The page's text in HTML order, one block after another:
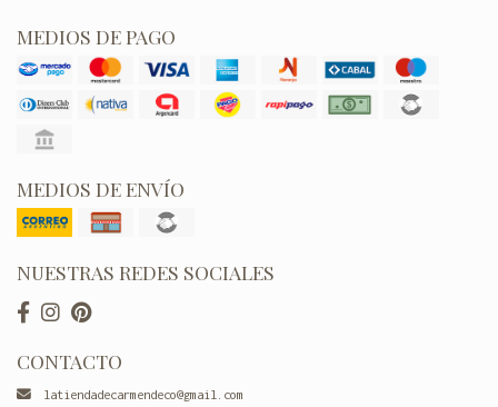
MEDIOS DE PAGO
MEDIOS DE ENVÍO
NUESTRAS REDES SOCIALES
CONTACTO
latiendadecarmendeco@gmail.com